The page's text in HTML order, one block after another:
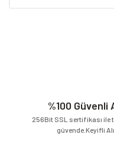
Bu ürüne benzer
%100 Güvenli
256Bit SSL sertifikası ile
güvende.Keyifli